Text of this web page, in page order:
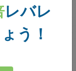
レバレ
う！